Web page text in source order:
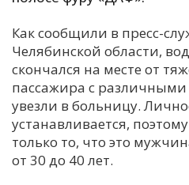
М
Н
Как сообщили в пресс-
Челябинской области,
скончался на месте от
пассажира с
увезли в больницу.
устанавливается,
только то, что это
от 30 до 40 лет.